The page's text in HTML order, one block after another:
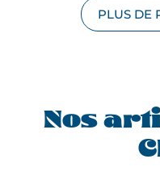
PLUS DE
Nos